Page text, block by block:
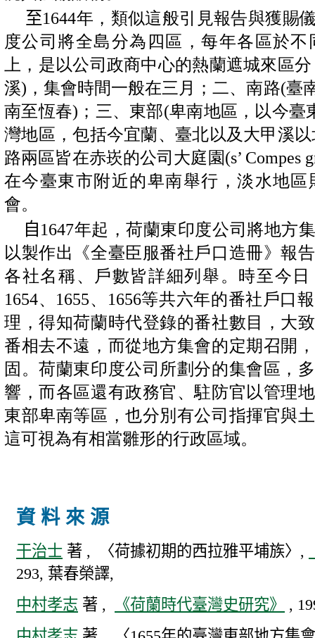
至1644年，類似這般引見報告與獲賜
度公司將全島分為四區，每年各區於
上，是以公司政商中心的熱蘭遮城來區
溪)，集會時間一般在三月；二、南路(臺
南至恆春)；三、東部(卑南地區，以今臺
灣地區，包括今宜蘭、臺北以及大甲溪
路兩區皆在赤崁的公司大庭園(s’ Compes
在今臺東市附近的卑南舉行，淡水地
會。
自1647年起，荷蘭東印度公司將地方
以製作出《全臺臣服番社戶口造冊》報
各社名稱、戶數皆詳細列舉。時至今日
1654、1655、1656等共六年的番社戶口
理，得知荷蘭時代登錄的番社數目，大
番相去不遠，而從地方集會的定期召開
固。荷蘭東印度公司所劃分的集會區，
響，而各區還有政務官、駐防官以管理
東部卑南等區，也分別有公司指揮官與
這可視為有相當雛形的行政區域。
資料來源
干治士 著 , 〈荷據初期的西拉雅平埔族〉,
293, 葉春榮譯,
中村孝志 著 , 《荷蘭時代臺灣史研究》
,